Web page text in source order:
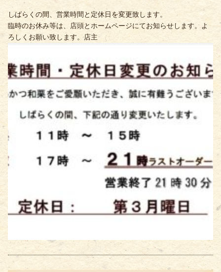
しばらくの間、営業時間と定休日を変更致します。
臨時のお休み等は、店頭とホームページにてお知らせします。よ
ろしくお願い致します。店主